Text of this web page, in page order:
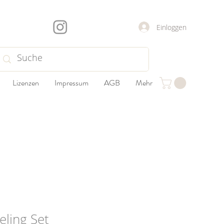
Einloggen
Lizenzen Impressum AGB Mehr
Set